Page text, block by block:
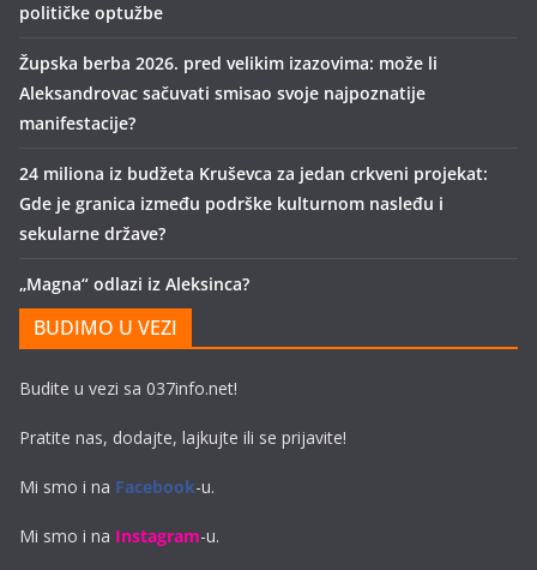
političke optužbe
Župska berba 2026. pred velikim izazovima: može li
Aleksandrovac sačuvati smisao svoje najpoznatije
manifestacije?
24 miliona iz budžeta Kruševca za jedan crkveni projekat:
Gde je granica između podrške kulturnom nasleđu i
sekularne države?
„Magna“ odlazi iz Aleksinca?
BUDIMO U VEZI
Budite u vezi sa 037info.net!
Pratite nas, dodajte, lajkujte ili se prijavite!
Mi smo i na Facebook-u.
Mi smo i na Instagram-u.